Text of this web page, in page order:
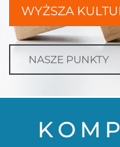
WYŻSZA
NASZE PUNKTY